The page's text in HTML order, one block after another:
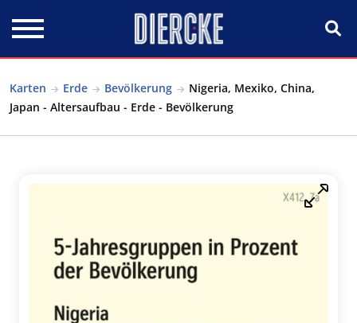
Karten Erde Bevölkerung
Nigeria, Mexiko, China,
Japan - Altersaufbau - Erde - Bevölkerung